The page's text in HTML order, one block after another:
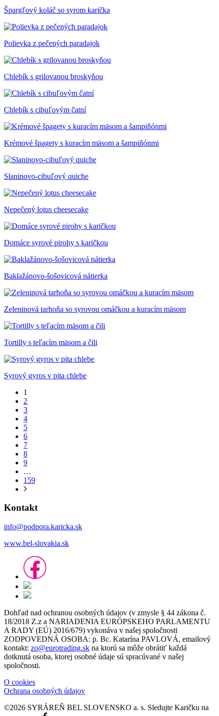
Špargľový koláč so syrom karička
Polievka z pečených paradajok
Chlebík s grilovanou broskyňou
Chlebík s cibuľovým čatní
Krémové špagety s kuracím mäsom a šampiňónmi
Slaninovo-cibuľový quiche
Nepečený lotus cheesecake
Domáce syrové pirohy s karičkou
Baklažánovo-šošovicová nátierka
Zeleninová tarhoňa so syrovou omáčkou a kuracím mäsom
Tortilly s teľacím mäsom a čili
Syrový gyros v pita chlebe
1
2
3
4
5
6
7
8
9
…
159
Kontakt
info@podpora.karicka.sk
www.bel-slovakia.sk
Dohľad nad ochranou osobných údajov (v zmysle § 44 zákona č.
18/2018 Z.z a NARIADENIA EURÓPSKEHO PARLAMENTU
A RADY (EÚ) 2016/679) vykonáva v našej spoločnosti
ZODPOVEDNÁ OSOBA: p. Bc. Katarína PAVLOVÁ, emailový
kontakt: zo@eurotrading.sk na ktorú sa môže obrátiť každá
dotknutá osoba, ktorej osobné údaje sú spracúvané v našej
spoločnosti.
O cookies
Ochrana osobných údajov
©2026 SYRÁREŇ BEL SLOVENSKO a. s. Sledujte Karičku na